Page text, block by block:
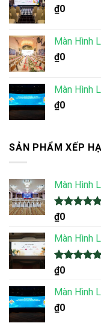
₫0
Màn Hình
₫0
Màn Hình
₫0
SẢN PHẨM XẾP
Màn Hình
Được xếp
hạng
5 sao
₫0
Màn Hình
Được xếp
hạng
5 sao
₫0
Màn Hình
₫0